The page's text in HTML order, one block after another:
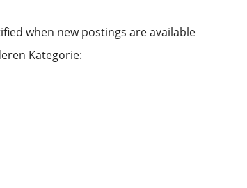
when new postings are available
Kategorie: